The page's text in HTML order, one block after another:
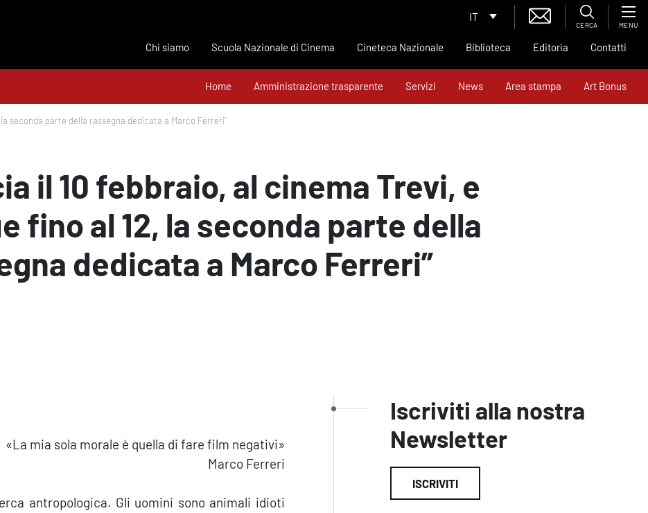
IT
CERCA MENU
Chi siamo Scuola Nazionale di Cinema Cineteca Nazionale Biblioteca Editoria Contatti
Home Amministrazione trasparente Servizi News Area stampa Art Bonus
seconda parte della rassegna dedicata a Marco Ferreri”
il 10 febbraio, al cinema Trevi, e
fino al 12, la seconda parte della
dedicata a Marco Ferreri”
«La mia sola morale è quella di fare film negativi»
Marco Ferreri
antropologica. Gli uomini sono animali idioti
Iscriviti alla nostra
Newsletter
ISCRIVITI